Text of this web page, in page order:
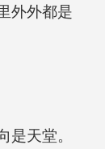
外外都是
天堂。